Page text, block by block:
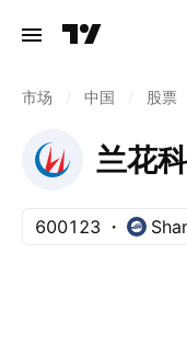
市场 中国 股票
兰花
600123